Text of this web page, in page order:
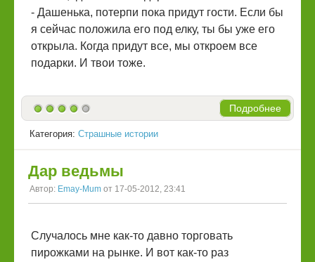
- Дашенька, потерпи пока придут гости. Если бы
я сейчас положила его под елку, ты бы уже его
открыла. Когда придут все, мы откроем все
подарки. И твои тоже.
Подробнее
Категория: Страшные истории
Дар ведьмы
Автор: Emay-Mum от 17-05-2012, 23:41
Случалось мне как-то давно торговать
пирожками на рынке. И вот как-то раз